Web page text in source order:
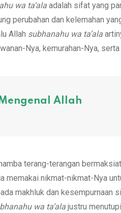
wa ta’ala adalah sifat yang
perubahan dan kelemahan
Allah subhanahu wa ta’ala
Nya, kemurahan-Nya,
Allah
terang-terangan
memakai nikmat-nikmat-Nya
makhluk dan kesempurnaan
wa ta’ala justru